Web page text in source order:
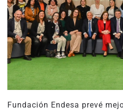
Fundación Endesa prevé